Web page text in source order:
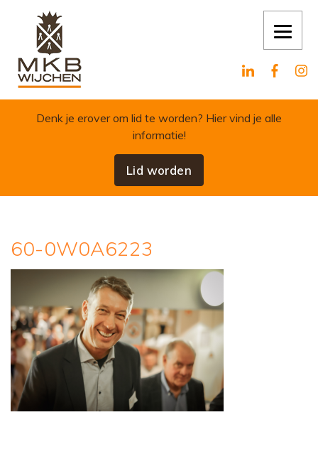
Skip to content
Denk je erover om lid te worden? Hier vind je alle
informatie!
Lid worden
60-0W0A6223